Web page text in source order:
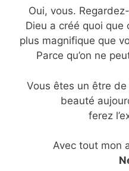
Oui, vous.
Dieu a créé quoi que
plus magnifique que
Parce qu’on ne
Vous êtes un être
beauté
ferez
Avec tout mon